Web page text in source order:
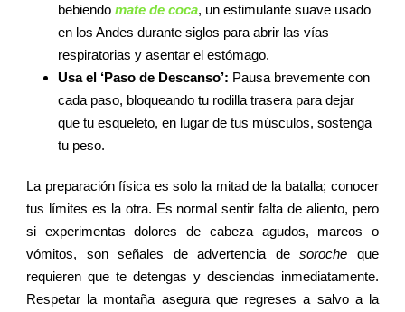
bebiendo mate de coca, un estimulante suave usado
en los Andes durante siglos para abrir las vías
respiratorias y asentar el estómago.
Usa el ‘Paso de Descanso’: Pausa brevemente con
cada paso, bloqueando tu rodilla trasera para dejar
que tu esqueleto, en lugar de tus músculos, sostenga
tu peso.
La preparación física es solo la mitad de la batalla; conocer
tus límites es la otra. Es normal sentir falta de aliento, pero
si experimentas dolores de cabeza agudos, mareos o
vómitos, son señales de advertencia desoroche que
requieren que te detengas y desciendas inmediatamente.
Respetar la montaña asegura que regreses a salvo a la